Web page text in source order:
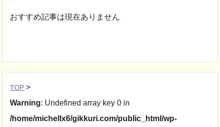
おすすめ記事は現在ありません
TOP >
Warning: Undefined array key 0 in
/home/michellx6/gikkuri.com/public_html/wp-